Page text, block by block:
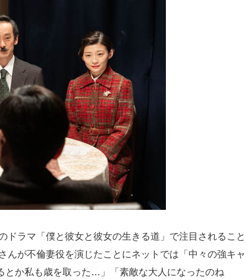
ラマ「僕と彼女と彼女の生きる道」で注目されること
んが不倫妻役を演じたことにネットでは「中々の強キャ
とか私も歳を取った…」「素敵な大人になったのね